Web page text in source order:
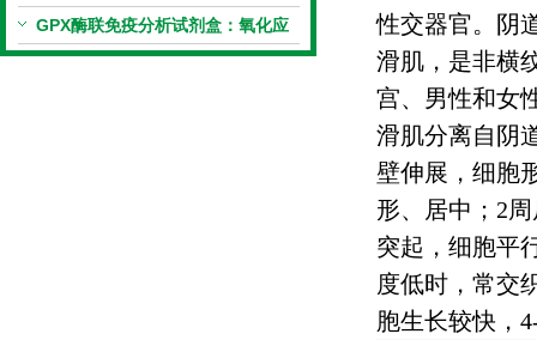
试剂盒科研优惠活动开启
GPX酶联免疫分析试剂盒：氧化应
激研究精准检测工具
性交器官。阴
滑肌，是非横
宫、男性和女
滑肌分离自阴
壁伸展，细胞
形、居中； 2
突起，细胞平
度低时，常交
胞生长较快，